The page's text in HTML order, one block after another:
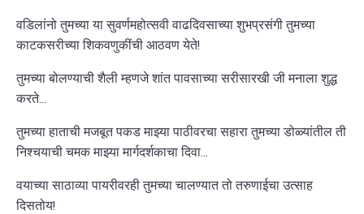
वडिलांनो तुमच्या या सुवर्णमहोत्सवी वाढदिवसाच्या शुभप्रसंगी तुमच्या
काटकसरीच्या शिकवणुकींची आठवण येते!
तुमच्या बोलण्याची शैली म्हणजे शांत पावसाच्या सरीसारखी जी मनाला शुद्ध
करते...
तुमच्या हाताची मजबूत पकड माझ्या पाठीवरचा सहारा तुमच्या डोळ्यांतील ती
निश्चयाची चमक माझ्या मार्गदर्शकाचा दिवा...
वयाच्या साठाव्या पायरीवरही तुमच्या चालण्यात तो तरुणाईचा उत्साह
दिसतोय!